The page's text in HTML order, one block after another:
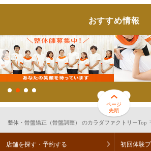
おすすめ情報
ページ
先頭
整体・骨盤矯正（骨盤調整） のカラダファクトリーTop
店舗を探す・予約する 初回体験